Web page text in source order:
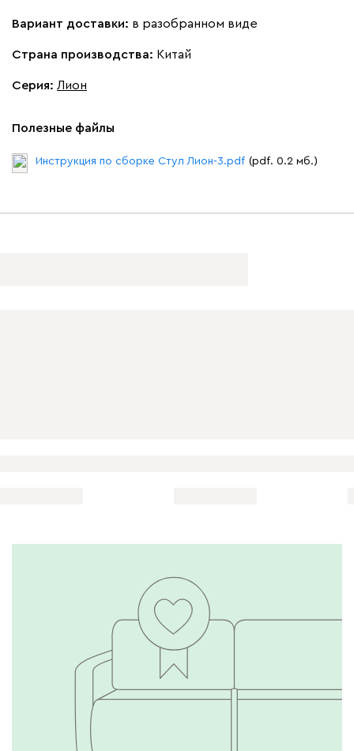
Вариант доставки: в разобранном виде
Страна производства: Китай
Серия: Лион
Полезные файлы
Инструкция по сборке Стул Лион-3.pdf (pdf. 0.2 мб.)